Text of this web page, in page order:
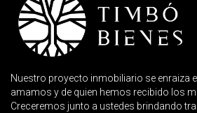
Nuestro proyecto inmobiliario se enraiza
amamos y de quien hemos recibido los
Creceremos junto a ustedes brindando